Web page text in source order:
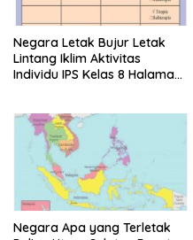
Negara Letak Bujur Letak
Lintang Iklim Aktivitas
Individu IPS Kelas 8 Halaman
Negara Apa yang Terletak